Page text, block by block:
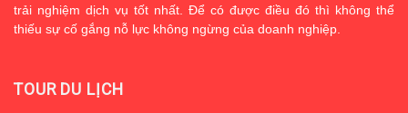
trải nghiệm dịch vụ tốt nhất. Để có được điều đó thì không thể
thiếu sự cố gắng nỗ lực không ngừng của doanh nghiệp.
TOUR DU LỊCH